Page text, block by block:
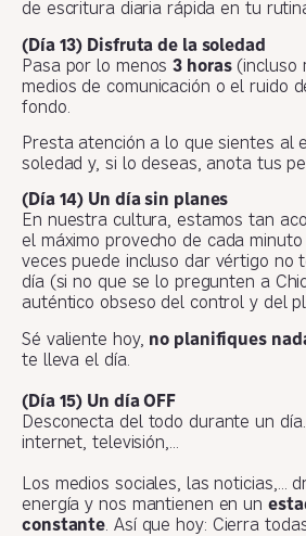
de escritura diaria rápida en tu
(Día 13) Disfruta de la soledad
Pasa por lo menos3 horas(incluso
medios de comunicación o el ruido
fondo.
Presta atención a lo que sientes al
soledad y, si lo deseas, anota tus
(Día 14) Un día sin planes
En nuestra cultura, estamos tan
el máximo provecho de cada
veces puede incluso dar vértigo no
día (si no que se lo pregunten a
auténtico obseso del control y del
Sé valiente hoy, no planifiques
te lleva el día.
(Día 15) Un día OFF
Desconecta del todo durante un
internet, televisión,…
Los medios sociales, las noticias,…
energía y nos mantienen en un
constante. Así que hoy: Cierra